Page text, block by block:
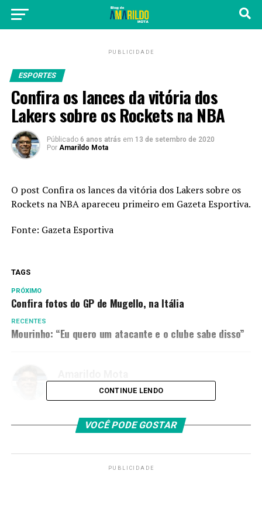
PUBLICIDADE
ESPORTES
Confira os lances da vitória dos
Lakers sobre os Rockets na NBA
Públicado 6 anos atrás em 13 de setembro de 2020
Por Amarildo Mota
O post Confira os lances da vitória dos Lakers sobre os
Rockets na NBAapareceu primeiro em Gazeta Esportiva.
Fonte: Gazeta Esportiva
TAGS
PRÓXIMO
Confira fotos do GP de Mugello, na Itália
RECENTES
Mourinho: “Eu quero um atacante e o clube sabe disso”
CONTINUE LENDO
VOCÊ PODE GOSTAR
PUBLICIDADE